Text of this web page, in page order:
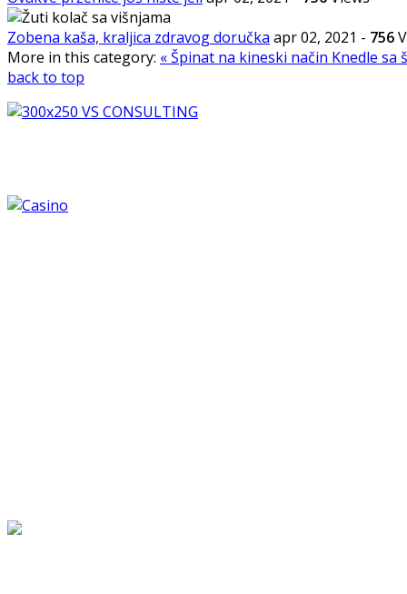
Zobena kaša, kraljica zdravog doručka apr 02, 2021 - 756
More in this category: « Špinat na kineski način Knedle sa
back to top